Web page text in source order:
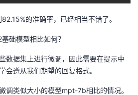
的准确率，已经相当不错了。
础模型相比如何？
数据集上进行微调，因此需要在提示中
会遵从我们期望的回复格式。
调类似大小的模型mpt-7b相比的情况。